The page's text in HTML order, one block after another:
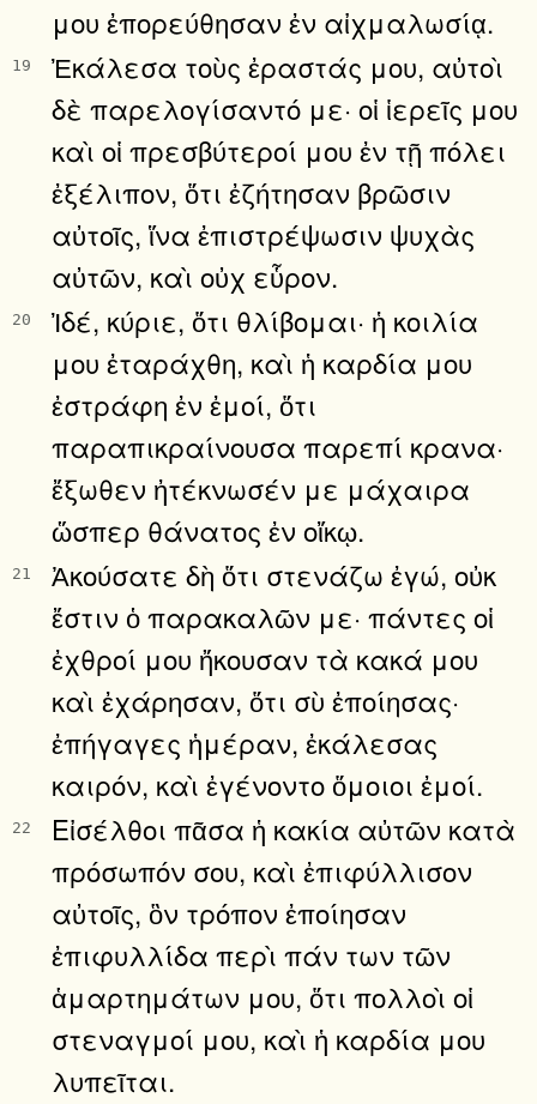
μου ἐπορεύθησαν ἐν αἰχμαλωσίᾳ.
19
Ἐκάλεσα τοὺς ἐραστάς μου, αὐτοὶ
δὲ παρελογίσαντό με· οἱ ἱερεῖς μου
καὶ οἱ πρεσβύτεροί μου ἐν τῇ πόλει
ἐξέλιπον, ὅτι ἐζήτησαν βρῶσιν
αὐτοῖς, ἵνα ἐπιστρέψωσιν ψυχὰς
αὐτῶν, καὶ οὐχ εὗρον.
20
Ἰδέ, κύριε, ὅτι θλίβομαι· ἡ κοιλία
μου ἐταράχθη, καὶ ἡ καρδία μου
ἐστράφη ἐν ἐμοί, ὅτι
παραπικραίνουσα παρεπί κρανα·
ἔξωθεν ἠτέκνωσέν με μάχαιρα
ὥσπερ θάνατος ἐν οἴκῳ.
21
Ἀκούσατε δὴ ὅτι στενάζω ἐγώ, οὐκ
ἔστιν ὁ παρακαλῶν με· πάντες οἱ
ἐχθροί μου ἤκουσαν τὰ κακά μου
καὶ ἐχάρησαν, ὅτι σὺ ἐποίησας·
ἐπήγαγες ἡμέραν, ἐκάλεσας
καιρόν, καὶ ἐγένοντο ὅμοιοι ἐμοί.
22
Εἰσέλθοι πᾶσα ἡ κακία αὐτῶν κατὰ
πρόσωπόν σου, καὶ ἐπιφύλλισον
αὐτοῖς, ὃν τρόπον ἐποίησαν
ἐπιφυλλίδα περὶ πάν των τῶν
ἁμαρτημάτων μου, ὅτι πολλοὶ οἱ
στεναγμοί μου, καὶ ἡ καρδία μου
λυπεῖται.